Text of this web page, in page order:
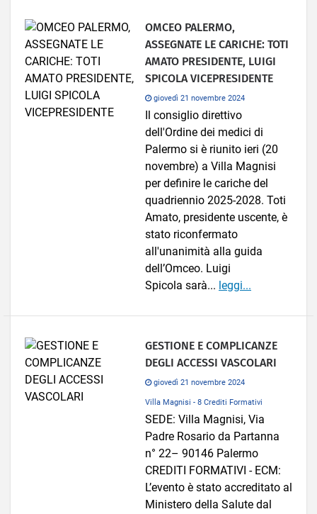
OMCEO PALERMO,
ASSEGNATE LE CARICHE: TOTI
AMATO PRESIDENTE, LUIGI
SPICOLA VICEPRESIDENTE
giovedì 21 novembre 2024
Il consiglio direttivo
dell'Ordine dei medici di
Palermo si è riunito ieri (20
novembre) a Villa Magnisi
per definire le cariche del
quadriennio 2025-2028. Toti
Amato, presidente uscente, è
stato riconfermato
all'unanimità alla guida
dell’Omceo. Luigi
Spicola sarà... leggi...
GESTIONE E COMPLICANZE
DEGLI ACCESSI VASCOLARI
giovedì 21 novembre 2024
Villa Magnisi - 8 Crediti Formativi
SEDE: Villa Magnisi, Via
Padre Rosario da Partanna
n° 22– 90146 Palermo
CREDITI FORMATIVI - ECM:
L’evento è stato accreditato al
Ministero della Salute dal